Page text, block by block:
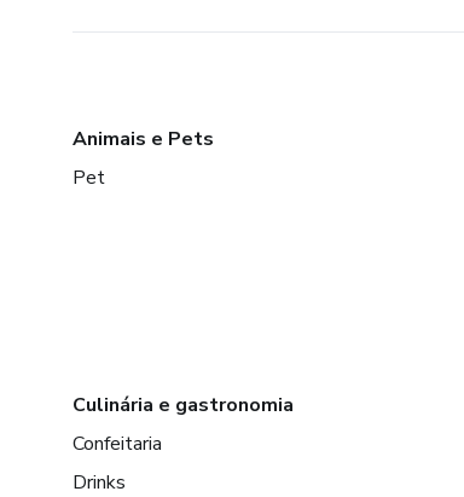
Animais e Pets
Pet
Culinária e gastronomia
Confeitaria
Drinks